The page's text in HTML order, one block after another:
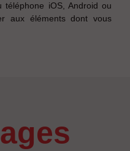
téléphone iOS, Android ou
aux éléments dont vous